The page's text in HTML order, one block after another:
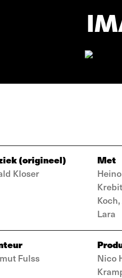
(origineel)
Kloser
Met
Lara
Fulss
Nico